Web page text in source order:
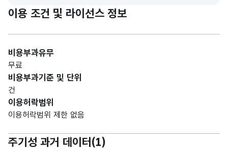
이용 조건 및 라이선스 정보
비용부과유무
무료
비용부과기준 및 단위
건
이용허락범위
이용허락범위 제한 없음
주기성 과거 데이터(1)